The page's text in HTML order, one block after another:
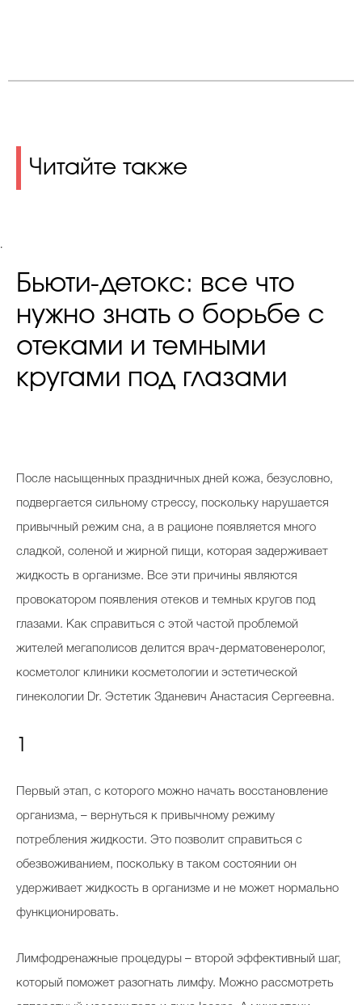
Читайте также
.
Бьюти-детокс: все что
нужно знать о борьбе с
отеками и темными
кругами под глазами
После насыщенных праздничных дней кожа, безусловно,
подвергается сильному стрессу, поскольку нарушается
привычный режим сна, а в рационе появляется много
сладкой, соленой и жирной пищи, которая задерживает
жидкость в организме. Все эти причины являются
провокатором появления отеков и темных кругов под
глазами. Как справиться с этой частой проблемой
жителей мегаполисов делится врач-дерматовенеролог,
косметолог клиники косметологии и эстетической
гинекологии Dr. Эстетик Зданевич Анастасия Сергеевна.
Первый этап, с которого можно начать восстановление
организма, – вернуться к привычному режиму
потребления жидкости. Это позволит справиться с
обезвоживанием, поскольку в таком состоянии он
удерживает жидкость в организме и не может нормально
функционировать.
Лимфодренажные процедуры – второй эффективный шаг,
который поможет разогнать лимфу. Можно рассмотреть